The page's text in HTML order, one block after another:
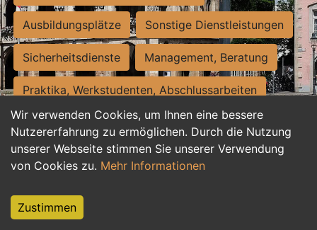
Wir verwenden Cookies, um Ihnen eine bessere
Nutzererfahrung zu ermöglichen. Durch die Nutzung
unserer Webseite stimmen Sie unserer Verwendung
von Cookies zu. Mehr Informationen
Zustimmen
Ausbildungsplätze Sonstige Dienstleistungen
Sicherheitsdienste Management, Beratung
Praktika, Werkstudenten, Abschlussarbeiten
Personalwesen Assistenz, Sekretariat
Hilfskräfte, Aushilfs- und Nebenjobs
Weiterbildung, Studium, duale Ausbildung